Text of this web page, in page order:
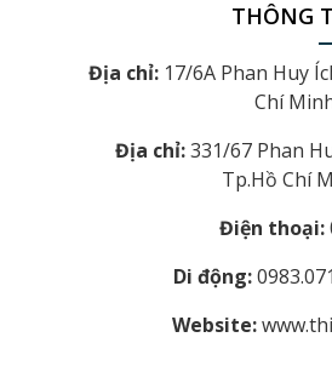
THÔNG
Địa chỉ: 17/6A Phan Huy
Chí
Địa chỉ:331/67 Phan
Tp.Hồ Chí
Điện thoại:
Di động:
Website: